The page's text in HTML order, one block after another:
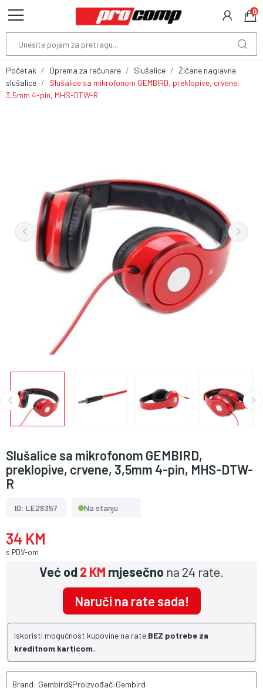
0
Početak Oprema za računare Slušalice
Žičane naglavne
slušalice
Slušalice sa mikrofonom GEMBIRD, preklopive, crvene,
3,5mm 4-pin, MHS-DTW-R
Slušalice sa mikrofonom GEMBIRD,
preklopive, crvene, 3,5mm 4-pin, MHS-DTW-
R
ID: LE29357 Na stanju
34 KM
s PDV-om
Već od2 KM mjesečno na 24 rate.
Naruči na rate sada!
Iskoristi mogućnost kupovine na rate BEZ potrebe za
kreditnom karticom.
Brand: Gembird§Proizvođač:Gembird